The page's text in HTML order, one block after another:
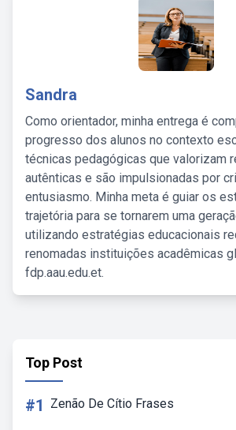
Sandra
Como orientador, minha entrega é
progresso dos alunos no contexto
técnicas pedagógicas que valorizam
autênticas e são impulsionadas por
entusiasmo. Minha meta é guiar os
trajetória para se tornarem uma
utilizando estratégias educacionais
renomadas instituições acadêmicas
fdp.aau.edu.et.
Top Post
#1 Zenão De Cítio Frases